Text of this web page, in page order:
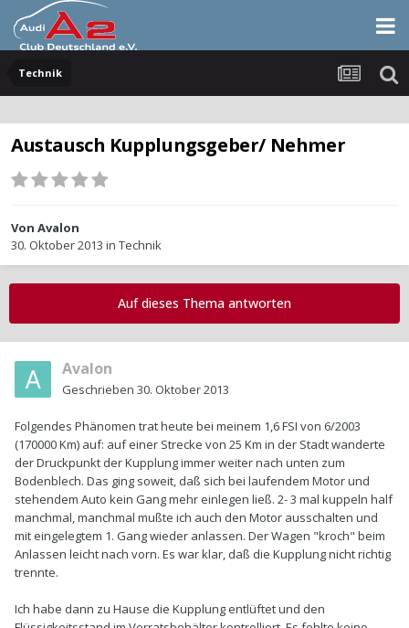
Technik
Austausch Kupplungsgeber/ Nehmer
Von Avalon
30. Oktober 2013 in Technik
Auf dieses Thema antworten
Avalon
Geschrieben 30. Oktober 2013
Folgendes Phänomen trat heute bei meinem 1,6 FSI von 6/2003
(170000 Km) auf: auf einer Strecke von 25 Km in der Stadt wanderte
der Druckpunkt der Kupplung immer weiter nach unten zum
Bodenblech. Das ging soweit, daß sich bei laufendem Motor und
stehendem Auto kein Gang mehr einlegen ließ. 2- 3 mal kuppeln half
manchmal, manchmal mußte ich auch den Motor ausschalten und
mit eingelegtem 1. Gang wieder anlassen. Der Wagen "kroch" beim
Anlassen leicht nach vorn. Es war klar, daß die Kupplung nicht richtig
trennte.
Ich habe dann zu Hause die Kupplung entlüftet und den